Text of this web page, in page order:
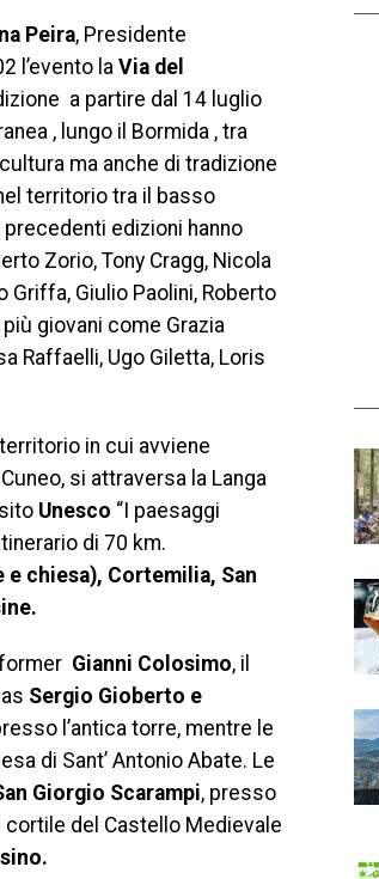
Peira, Presidente
l’evento la Via del
a partire dal 14 luglio
, lungo il Bormida , tra
ma anche di tradizione
territorio tra il basso
edizioni hanno
Zorio, Tony Cragg, Nicola
Griffa, Giulio Paolini, Roberto
giovani come Grazia
Raffaelli, Ugo Giletta, Loris
in cui avviene
si attraversa la Langa
Unesco “I paesaggi
di 70 km.
chiesa), Cortemilia, San
Gianni Colosimo, il
Sergio Gioberto e
l’antica torre, mentre le
di Sant’ Antonio Abate. Le
Giorgio Scarampi, presso
cortile del Castello Medievale